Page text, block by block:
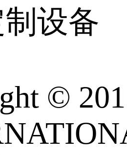
设备
©